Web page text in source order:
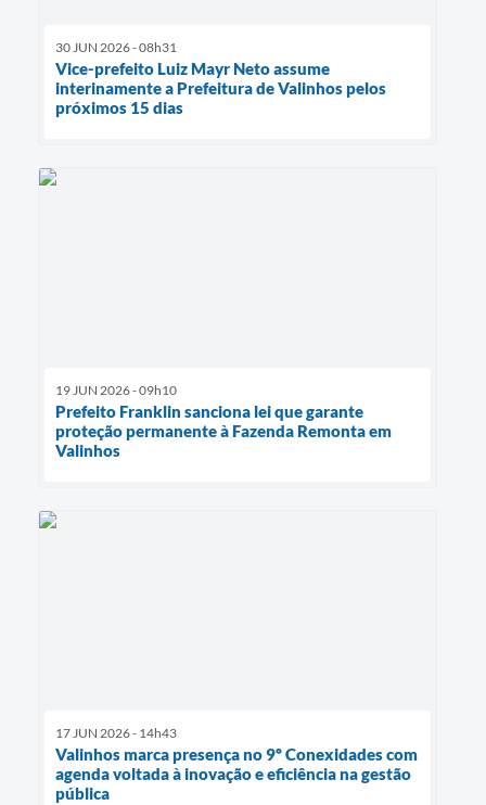
30 JUN 2026 - 08h31
Vice-prefeito Luiz Mayr Neto assume
interinamente a Prefeitura de Valinhos pelos
próximos 15 dias
19 JUN 2026 - 09h10
Prefeito Franklin sanciona lei que garante
proteção permanente à Fazenda Remonta em
Valinhos
17 JUN 2026 - 14h43
Valinhos marca presença no 9º Conexidades com
agenda voltada à inovação e eficiência na gestão
pública